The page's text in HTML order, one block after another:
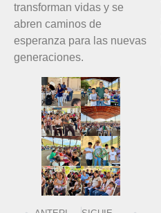
transforman vidas y se
abren caminos de
esperanza para las nuevas
generaciones.